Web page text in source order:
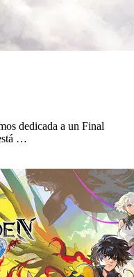
dedicada a un Final
…